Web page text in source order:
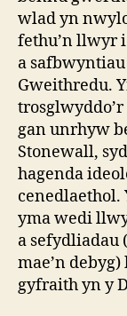
wlad yn
fethu’n llwyr
a
Gweithredu.
gan unrhyw
Stonewall,
hagenda
cenedlaethol.
yma wedi
a sefydliadau
mae’n
gyfraith yn y